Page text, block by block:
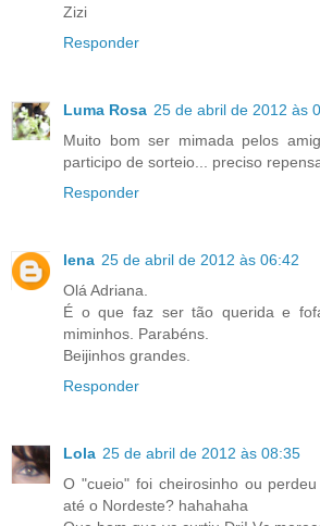
Zizi
Responder
Luma Rosa 25 de abril de 2012 às
Muito bom ser mimada pelos
participo de sorteio... preciso
Responder
lena 25 de abril de 2012 às 06:42
Olá Adriana.
É o que faz ser tão querida e
miminhos. Parabéns.
Beijinhos grandes.
Responder
Lola 25 de abril de 2012 às 08:35
O "cueio" foi cheirosinho ou
até o Nordeste? hahahaha